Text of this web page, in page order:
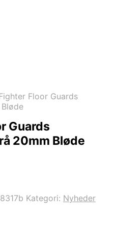
Floor Guards
Guards
20mm Bløde
Kategori: Nyheder